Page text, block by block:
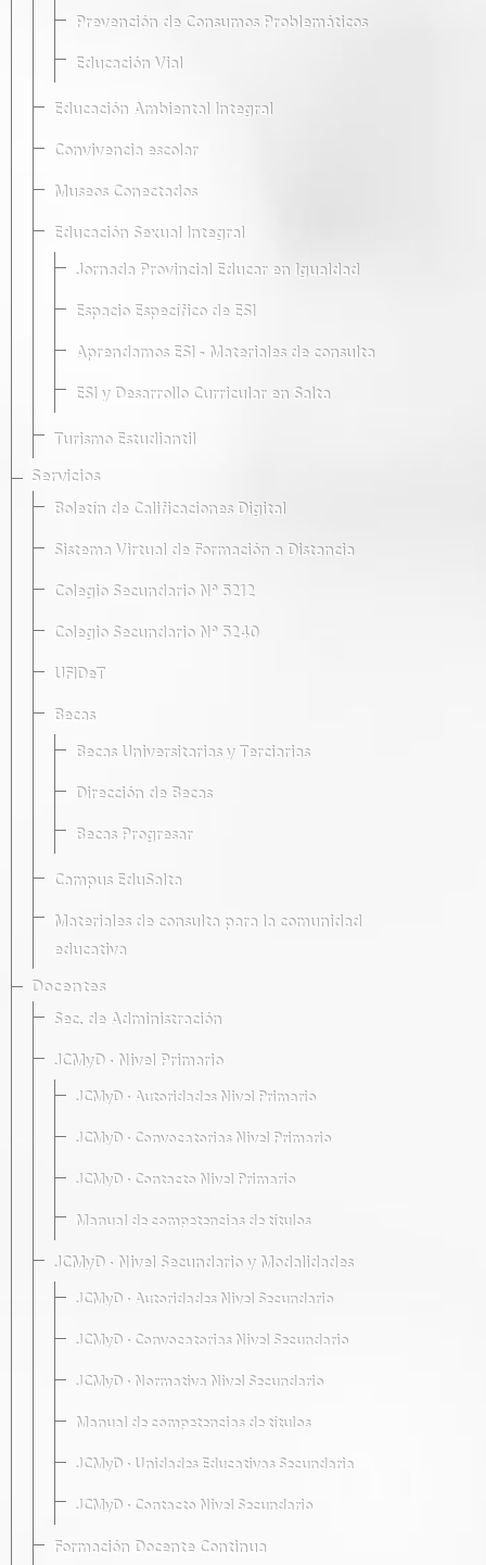
Prevención de Consumos Problemáticos
Educación Vial
Educación Ambiental Integral
Convivencia escolar
Museos Conectados
Educación Sexual Integral
Jornada Provincial Educar en Igualdad
Espacio Específico de ESI
Aprendamos ESI - Materiales de consulta
ESI y Desarrollo Curricular en Salta
Turismo Estudiantil
Servicios
Boletín de Calificaciones Digital
Sistema Virtual de Formación a Distancia
Colegio Secundario Nº 5212
Colegio Secundario Nº 5240
UFIDeT
Becas
Becas Universitarias y Terciarias
Dirección de Becas
Becas Progresar
Campus EduSalta
Materiales de consulta para la comunidad
educativa
Docentes
Sec. de Administración
JCMyD · Nivel Primario
JCMyD · Autoridades Nivel Primario
JCMyD · Convocatorias Nivel Primario
JCMyD · Contacto Nivel Primario
Manual de competencias de títulos
JCMyD · Nivel Secundario y Modalidades
JCMyD · Autoridades Nivel Secundario
JCMyD · Convocatorias Nivel Secundario
JCMyD · Normativa Nivel Secundario
Manual de competencias de títulos
JCMyD · Unidades Educativas Secundaria
JCMyD · Contacto Nivel Secundario
Formación Docente Continua